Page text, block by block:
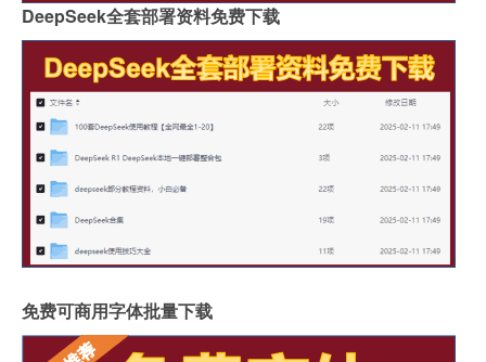
DeepSeek全套部署资料免费下载
免费可商用字体批量下载